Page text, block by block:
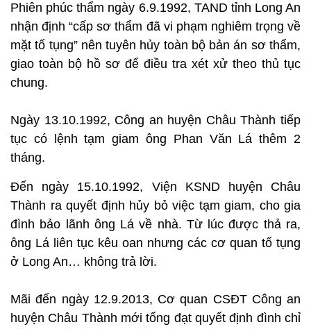
Phiên phúc thẩm ngày 6.9.1992, TAND tỉnh Long An
nhận định “cấp sơ thẩm đã vi phạm nghiêm trọng về
mặt tố tụng” nên tuyên hủy toàn bộ bản án sơ thẩm,
giao toàn bộ hồ sơ để điều tra xét xử theo thủ tục
chung.
Ngày 13.10.1992, Công an huyện Châu Thành tiếp
tục có lệnh tạm giam ông Phan Văn Lá thêm 2
tháng.
Đến ngày 15.10.1992, Viện KSND huyện Châu
Thành ra quyết định hủy bỏ việc tạm giam, cho gia
đình bảo lãnh ông Lá về nhà. Từ lúc được thả ra,
ông Lá liên tục kêu oan nhưng các cơ quan tố tụng
ở Long An… không trả lời.
Mãi đến ngày 12.9.2013, Cơ quan CSĐT Công an
huyện Châu Thành mới tống đạt quyết định đình chỉ